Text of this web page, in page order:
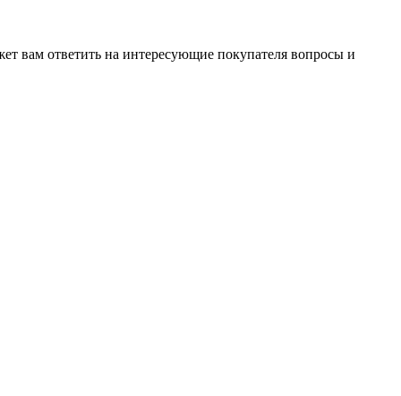
вам ответить на интересующие покупателя вопросы и